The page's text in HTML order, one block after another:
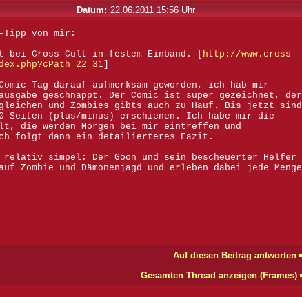
Datum: 22.06.2011 15:56 Uhr
Tipp von mir:
bei Cross Cult in festem Einband. [ http://www.cross-
Tag darauf aufmerksam geworden, ich hab mir
geschnappt. Der Comic ist super gezeichnet, der
und Zombies gibts auch zu Hauf. Bis jetzt sind
Seiten (plus/minus) erschienen. Ich habe mir die
die werden Morgen bei mir eintreffen und
folgt dann ein detailierteres Fazit.
simpel: Der Goon und sein bescheuerter Helfer
Zombie und Dämonenjagd und erleben dabei jede Menge
Auf diesen Beitrag antworten
Gesamten Thread anzeigen (Frames)